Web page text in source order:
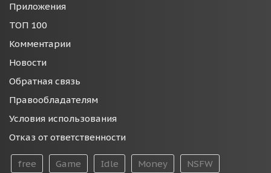
Приложения
ТОП 100
Комментарии
Новости
Обратная связь
Правообладателям
Условия использования
Отказ от ответственности
free Game Idle Money NSFW